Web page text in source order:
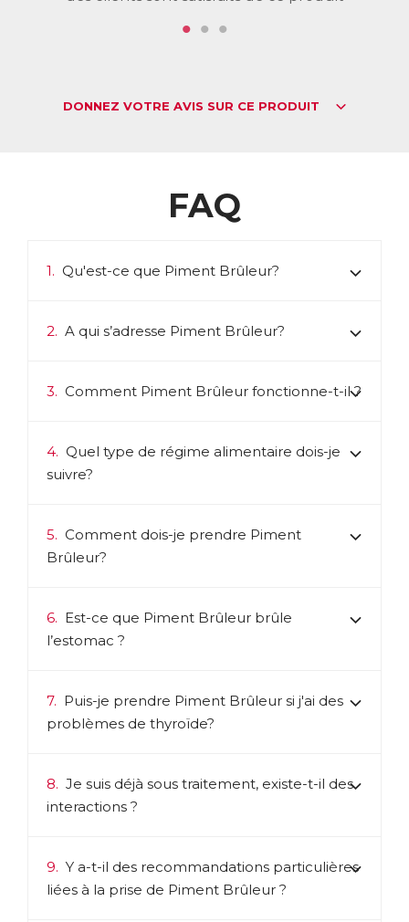
DONNEZ VOTRE AVIS SUR CE PRODUIT
FAQ
1. Qu'est-ce que Piment Brûleur?
2. A qui s’adresse Piment Brûleur?
3. Comment Piment Brûleur fonctionne-t-il ?
4. Quel type de régime alimentaire dois-je
suivre?
5. Comment dois-je prendre Piment
Brûleur?
6. Est-ce que Piment Brûleur brûle
l’estomac ?
7. Puis-je prendre Piment Brûleur si j'ai des
problèmes de thyroïde?
8. Je suis déjà sous traitement, existe-t-il des
interactions ?
9. Y a-t-il des recommandations particulières
liées à la prise de Piment Brûleur ?